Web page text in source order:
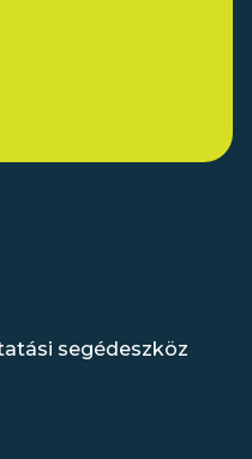
segédeszköz